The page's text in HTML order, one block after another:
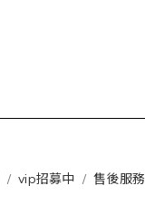
/vip招募中 /售後服務